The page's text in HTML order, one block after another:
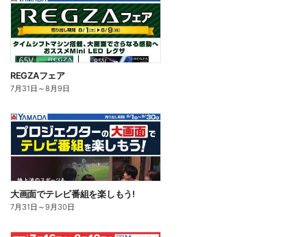
REGZAフェア
7月31日 ～8月9日
大画面でテレビ番組を楽しもう!
7月31日 ～9月30日